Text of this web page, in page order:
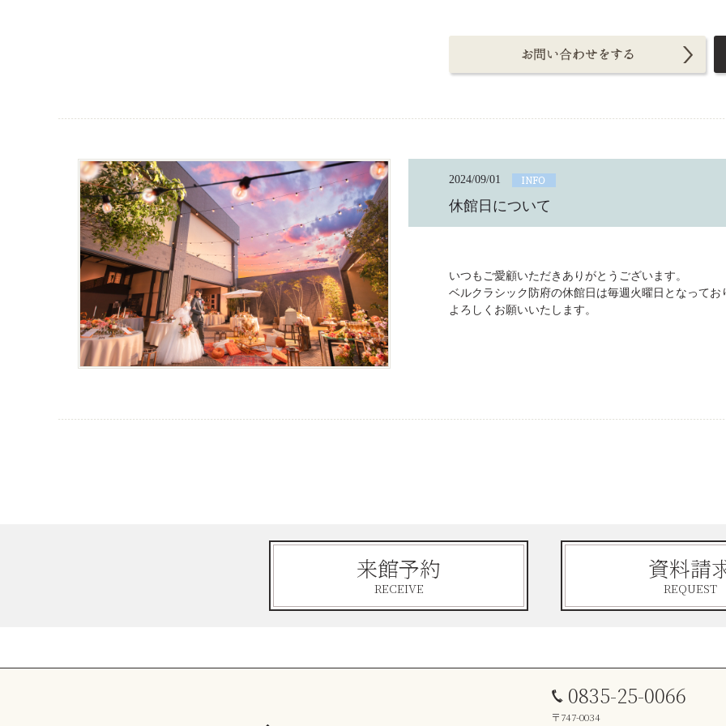
2024/09/01
休館日について
いつもご愛顧いただきありがとうございます。
ベルクラシック防府の休館日は毎週火曜日となってお
よろしくお願いいたします。
来館予約
RECEIVE
資料請
REQUEST
0835-25-0066
〒747-0034